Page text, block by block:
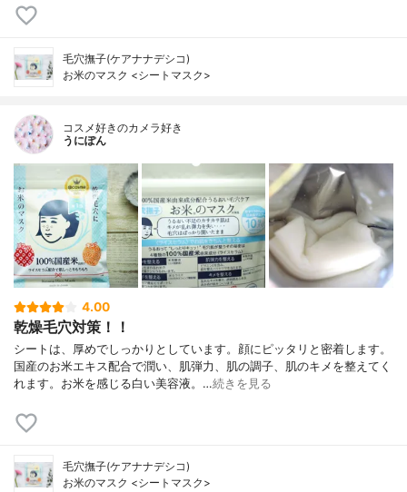
毛穴撫子(ケアナナデシコ)
お米のマスク <シートマスク>
コスメ好きのカメラ好き
うにぽん
4.00
乾燥毛穴対策！！
シートは、厚めでしっかりとしています。顔にピッタリと密着します。
国産のお米エキス配合で潤い、肌弾力、肌の調子、肌のキメを整えてく
れます。お米を感じる白い美容液。…続きを見る
毛穴撫子(ケアナナデシコ)
お米のマスク <シートマスク>